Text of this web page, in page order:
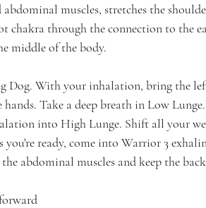
muscles, stretches the
chakra through the connection to the
middle of the body.
Dog. With your inhalation, bring the
Take a deep breath in Low
into High Lunge. Shift all your
you're ready, come into Warrior 3
abdominal muscles and keep the